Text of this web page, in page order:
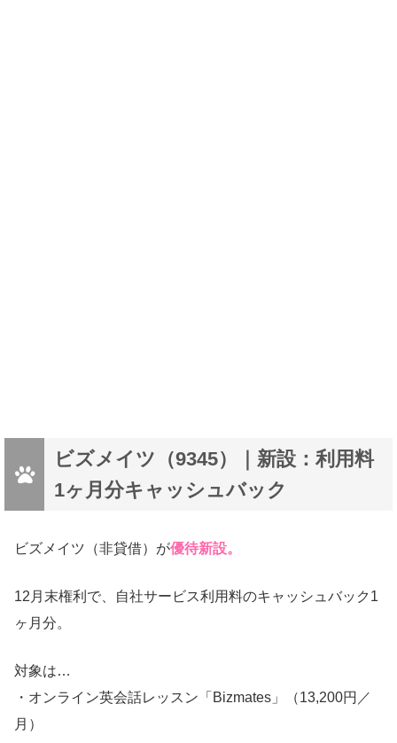
ビズメイツ（9345）｜新設：利用料
1ヶ月分キャッシュバック
ビズメイツ（非貸借）が優待新設。
12月末権利で、自社サービス利用料のキャッシュバック1
ヶ月分。
対象は…
・オンライン英会話レッスン「Bizmates」（13,200円／
月）